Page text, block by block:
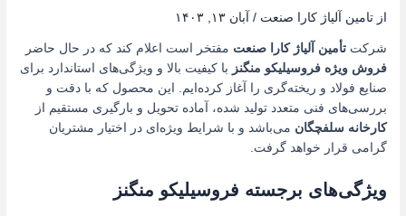
از تامین آلیاژ کارا صنعت/ آبان ۱۳, ۱۴۰۳
شرکتتأمین آلیاژ کارا صنعت مفتخر است اعلام کند که در حال حاضر
فروش ویژه فروسیلیکو منگنز با کیفیت بالا و ویژگی‌های استاندارد برای
صنایع فولاد و ریخته‌گری را آغاز کرده‌ایم. این محصول که با دقت و
بررسی‌های فنی متعدد تولید شده، آماده تحویل و بارگیری مستقیم از
کارخانه سلفچگان می‌باشد و با شرایط ویژه‌ای در اختیار مشتریان
گرامی قرار خواهد گرفت.
ویژگی‌های برجسته فروسیلیکو منگنز